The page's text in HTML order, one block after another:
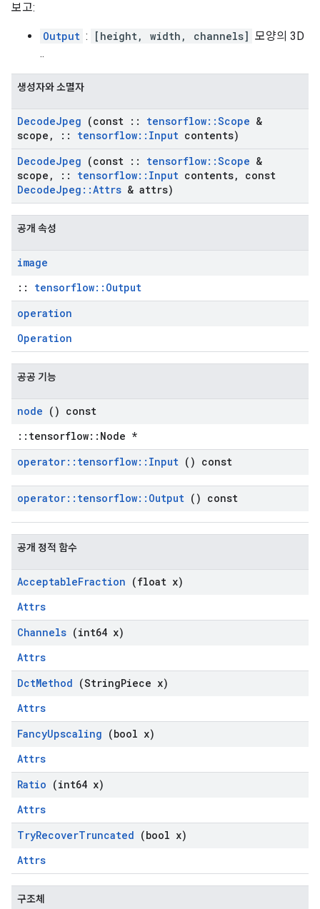
보고:
Output : [height, width, channels] 모양의 3D
..
생성자와 소멸자
DecodeJpeg (const :: tensorflow::Scope &
scope , :: tensorflow:: Input contents)
DecodeJpeg (const :: tensorflow::Scope &
scope , :: tensorflow:: Input contents,
const
DecodeJpeg ::Attrs & attrs)
공개 속성
image
:: tensorflow::Output
operation
Operation
공공 기능
node () const
::tensorflow::Node *
operator:: tensorflow:: Input () const
operator:: tensorflow:: Output () const
공개 정적 함수
AcceptableFraction (float x)
Attrs
Channels (int64 x)
Attrs
DctMethod (StringPiece x)
Attrs
FancyUpscaling (bool x)
Attrs
Ratio (int64 x)
Attrs
TryRecoverTruncated (bool x)
Attrs
구조체